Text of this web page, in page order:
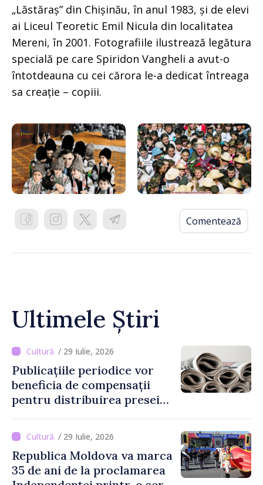
„Lăstăraș” din Chișinău, în anul 1983, și de elevi
ai Liceul Teoretic Emil Nicula din localitatea
Mereni, în 2001. Fotografiile ilustrează legătura
specială pe care Spiridon Vangheli a avut-o
întotdeauna cu cei cărora le-a dedicat întreaga
sa creație – copiii.
Comentează
Ultimele Știri
/ 29 Iulie, 2026
Publicațiile periodice vor
beneficia de compensații
pentru distribuirea presei
/ 29 Iulie, 2026
Republica Moldova va marca
35 de ani de la proclamarea